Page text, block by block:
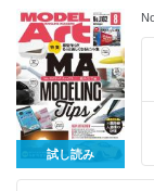
2025.09.26発売
B5判 144ページ
・ナナニイスポット
・モデリングJASDF
・北澤志朗のヤング
・ワールドスケール
・Follow Your Heart
・内藤あんもの戦車
・模型をよりリアル
・MA色彩ゼミナール
昌行
・スラット付きファ
F-4S ファントムⅡ
・長谷川迷人が語る
・“トムキャットスコ
アメリカ海軍 F-14A
ンモールド1/72：山
・F-35Cと共に海軍
で楽しむ
試し読み